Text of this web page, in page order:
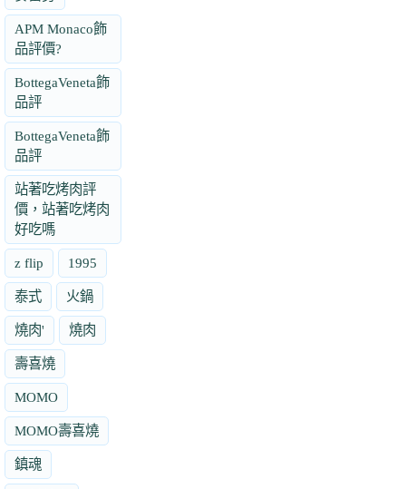
APM Monaco飾
品評價?
BottegaVeneta飾
品評
BottegaVeneta飾
品評
站著吃烤肉評
價，站著吃烤肉
好吃嗎
z flip 1995
泰式 火鍋
燒肉' 燒肉
壽喜燒
MOMO
MOMO壽喜燒
鎮魂